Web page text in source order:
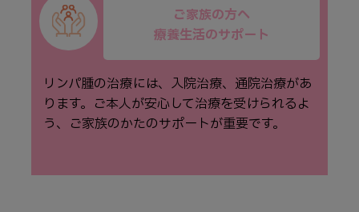
ご家族の方へ
療養生活のサポート
リンパ腫の治療には、入院治療、通院治療があ
ります。ご本人が安心して治療を受けられるよ
う、ご家族のかたのサポートが重要です。